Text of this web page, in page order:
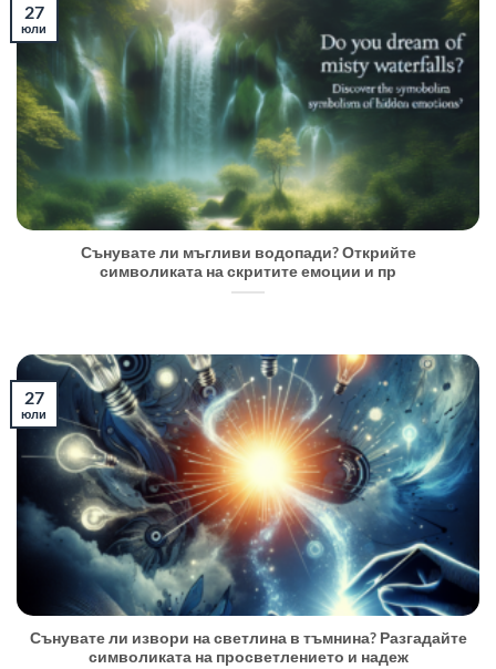
Сънувате ли мъгливи водопади? Открийте
символиката на скритите емоции и пр
27
юли
Сънувате ли извори на светлина в тъмнина? Разгадайте
символиката на просветлението и надеж
27
юли